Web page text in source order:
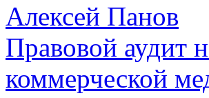
Алексей Панов
Правовой аудит
коммерческой